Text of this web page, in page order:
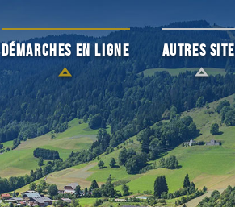
DÉMARCHES EN LIGNE AUTRES